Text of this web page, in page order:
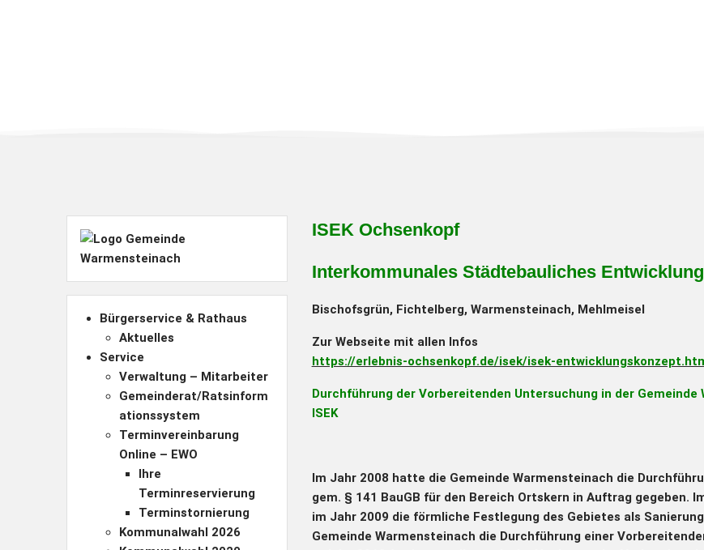
Bürgerservice & Rathaus
Aktuelles
Service
Verwaltung – Mitarbeiter
Gemeinderat/Ratsinform
ationssystem
Terminvereinbarung
Online – EWO
Ihre
Terminreservierung
Terminstornierung
Kommunalwahl 2026
ISEK Ochsenkopf
Interkommunales Städtebauliches
Bischofsgrün, Fichtelberg, Warmensteinach, Mehlmeisel
Zur Webseite mit allen Infos
https://erlebnis-ochsenkopf.de/isek/isek-
Durchführung der Vorbereitenden Untersuchung in der
ISEK
Im Jahr 2008 hatte die Gemeinde Warmensteinach die
gem. § 141 BauGB für den Bereich Ortskern in Auftrag gegeben.
im Jahr 2009 die förmliche Festlegung des Gebietes als
Gemeinde Warmensteinach die Durchführung einer